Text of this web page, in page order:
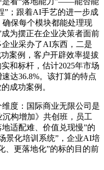
”；跟着AI手艺的进一步成
保每个模块都能处理现
为摆正在企业决策者面前
业采办了AI东西，二是
案例，客户开辟效率提拔
和标杆，估计2025年市场
达36.8%。该打算的特点
成功案例。
度：国际商业无限公司是
构增加》共创班，员工
适配难、价值兑现慢”的
景化培训系统”，企业AI培
、更落地化”的标的目的前